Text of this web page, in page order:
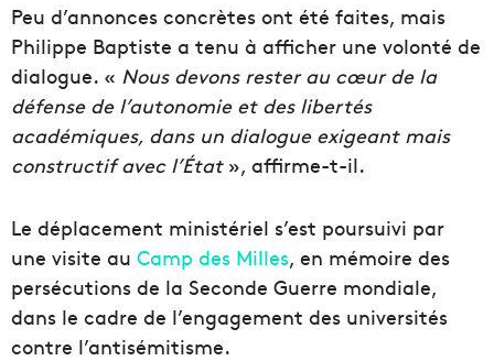
Peu d’annonces concrètes ont été faites, mais
Philippe Baptiste a tenu à afficher une volonté de
dialogue. « Nous devons rester au cœur de la
défense de l’autonomie et des libertés
académiques, dans un dialogue exigeant mais
constructif avec l’État», affirme-t-il.
Le déplacement ministériel s’est poursuivi par
une visite au Camp des Milles, en mémoire des
persécutions de la Seconde Guerre mondiale,
dans le cadre de l’engagement des universités
contre l’antisémitisme.